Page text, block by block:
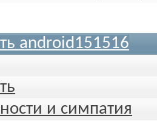
android151516
и симпатия